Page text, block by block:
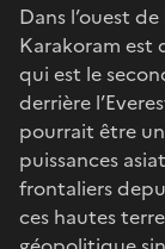
Dans l’ouest
Karakoram est
qui est le
derrière
pourrait être
puissances
frontaliers
ces hautes